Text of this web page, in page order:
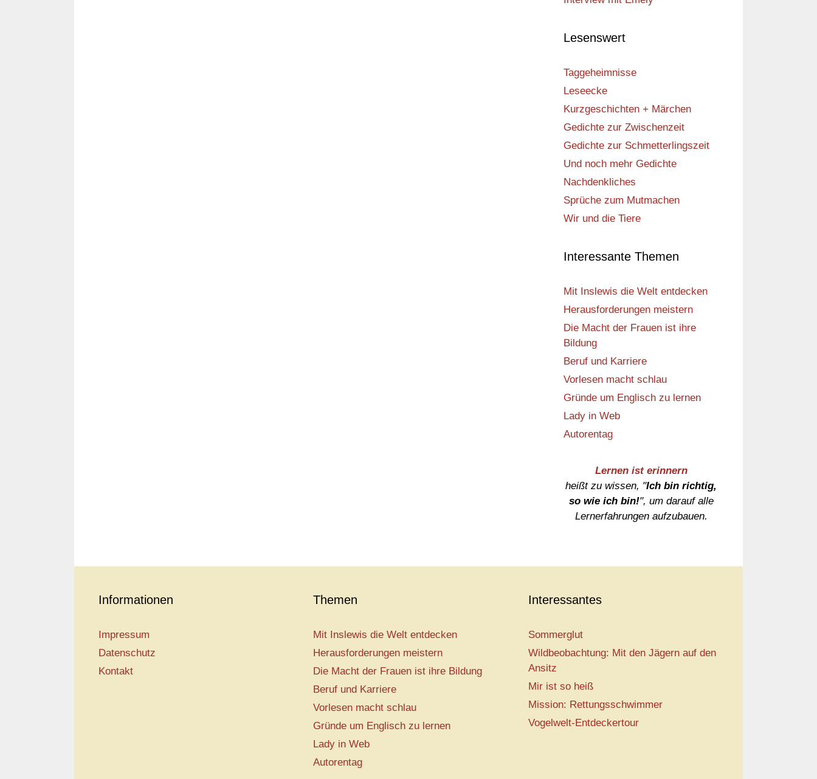
Lesenswert
Taggeheimnisse
Leseecke
Kurzgeschichten + Märchen
Gedichte zur Zwischenzeit
Gedichte zur Schmetterlingszeit
Und noch mehr Gedichte
Nachdenkliches
Sprüche zum Mutmachen
Wir und die Tiere
Interessante Themen
Mit Inslewis die Welt entdecken
Herausforderungen meistern
Die Macht der Frauen ist ihre
Bildung
Beruf und Karriere
Vorlesen macht schlau
Gründe um Englisch zu lernen
Lady in Web
Autorentag
Lernen ist erinnern
heißt zu wissen, "Ich bin richtig,
so wie ich bin!", um darauf alle
Lernerfahrungen aufzubauen.
Informationen
Impressum
Datenschutz
Kontakt
Themen
Mit Inslewis die Welt entdecken
Herausforderungen meistern
Die Macht der Frauen ist ihre Bildung
Beruf und Karriere
Vorlesen macht schlau
Gründe um Englisch zu lernen
Lady in Web
Autorentag
Interessantes
Sommerglut
Wildbeobachtung: Mit den Jägern auf den
Ansitz
Mir ist so heiß
Mission: Rettungsschwimmer
Vogelwelt-Entdeckertour